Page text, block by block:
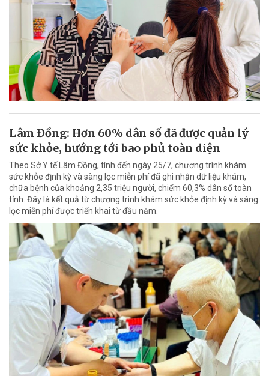
Lâm Đồng: Hơn 60% dân số đã được quản lý
sức khỏe, hướng tới bao phủ toàn diện
Theo Sở Y tế Lâm Đồng, tính đến ngày 25/7, chương trình khám
sức khỏe định kỳ và sàng lọc miễn phí đã ghi nhận dữ liệu khám,
chữa bệnh của khoảng 2,35 triệu người, chiếm 60,3% dân số toàn
tỉnh. Đây là kết quả từ chương trình khám sức khỏe định kỳ và sàng
lọc miễn phí được triển khai từ đầu năm.